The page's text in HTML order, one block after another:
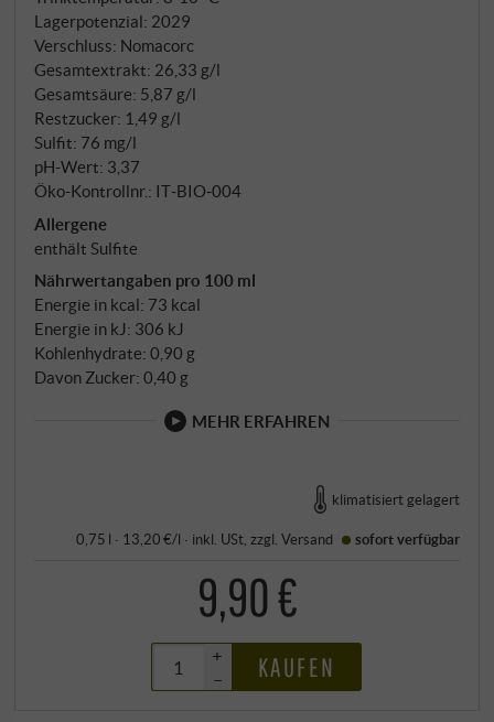
Lagerpotenzial: 2029
Verschluss: Nomacorc
Gesamtextrakt: 26,33 g/l
Gesamtsäure: 5,87 g/l
Restzucker: 1,49 g/l
Sulfit: 76 mg/l
pH-Wert: 3,37
Öko-Kontrollnr.: IT‑BIO‑004
Allergene
enthält Sulfite
Nährwertangaben pro 100 ml
Energie in kcal: 73 kcal
Energie in kJ: 306 kJ
Kohlenhydrate: 0,90 g
Davon Zucker: 0,40 g
MEHR ERFAHREN
klimatisiert gelagert
0,75 l · 13,20 €/l · inkl. USt , zzgl.Versand sofort verfügbar
9,90 €
+
–
KAUFEN